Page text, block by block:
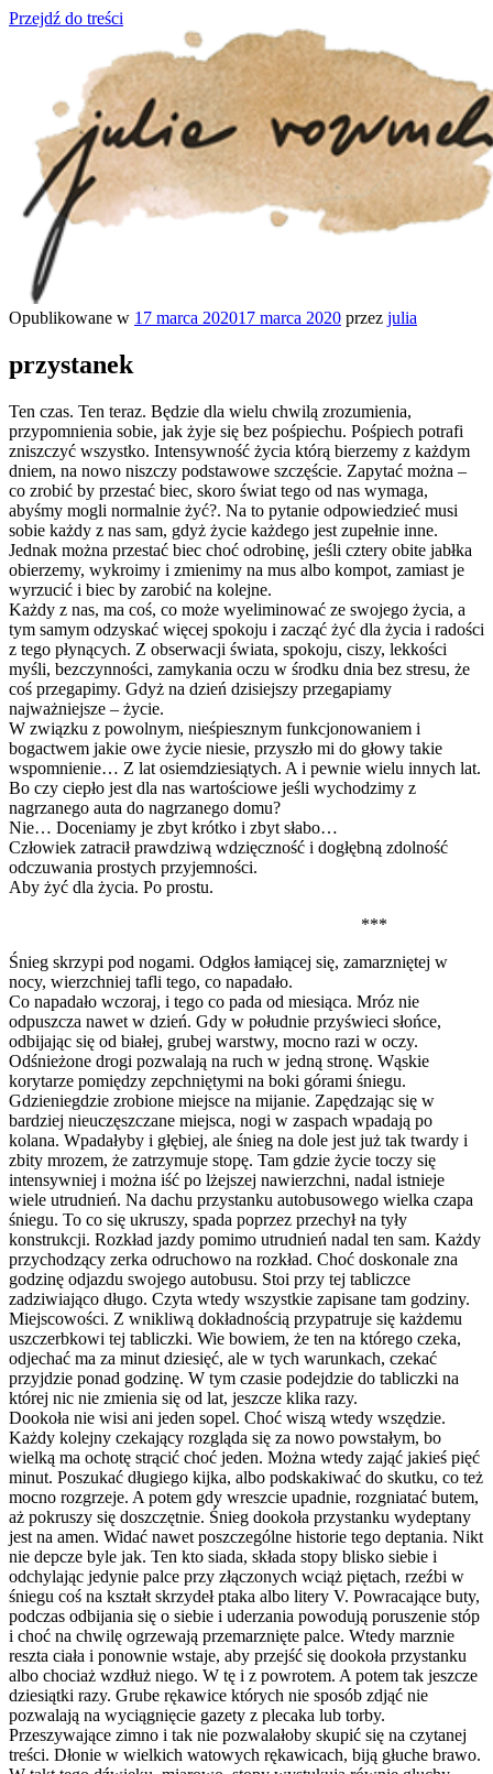
Przejdź do treści
Opublikowane w 17 marca 202017 marca 2020 przez julia
przystanek
Ten czas. Ten teraz. Będzie dla wielu chwilą zrozumienia,
przypomnienia sobie, jak żyje się bez pośpiechu. Pośpiech potrafi
zniszczyć wszystko. Intensywność życia którą bierzemy z każdym
dniem, na nowo niszczy podstawowe szczęście. Zapytać można –
co zrobić by przestać biec, skoro świat tego od nas wymaga,
abyśmy mogli normalnie żyć?. Na to pytanie odpowiedzieć musi
sobie każdy z nas sam, gdyż życie każdego jest zupełnie inne.
Jednak można przestać biec choć odrobinę, jeśli cztery obite jabłka
obierzemy, wykroimy i zmienimy na mus albo kompot, zamiast je
wyrzucić i biec by zarobić na kolejne.
Każdy z nas, ma coś, co może wyeliminować ze swojego życia, a
tym samym odzyskać więcej spokoju i zacząć żyć dla życia i radości
z tego płynących. Z obserwacji świata, spokoju, ciszy, lekkości
myśli, bezczynności, zamykania oczu w środku dnia bez stresu, że
coś przegapimy. Gdyż na dzień dzisiejszy przegapiamy
najważniejsze – życie.
W związku z powolnym, nieśpiesznym funkcjonowaniem i
bogactwem jakie owe życie niesie, przyszło mi do głowy takie
wspomnienie… Z lat osiemdziesiątych. A i pewnie wielu innych lat.
Bo czy ciepło jest dla nas wartościowe jeśli wychodzimy z
nagrzanego auta do nagrzanego domu?
Nie… Doceniamy je zbyt krótko i zbyt słabo…
Człowiek zatracił prawdziwą wdzięczność i dogłębną zdolność
odczuwania prostych przyjemności.
Aby żyć dla życia. Po prostu.
***
Śnieg skrzypi pod nogami. Odgłos łamiącej się, zamarzniętej w
nocy, wierzchniej tafli tego, co napadało.
Co napadało wczoraj, i tego co pada od miesiąca. Mróz nie
odpuszcza nawet w dzień. Gdy w południe przyświeci słońce,
odbijając się od białej, grubej warstwy, mocno razi w oczy.
Odśnieżone drogi pozwalają na ruch w jedną stronę. Wąskie
korytarze pomiędzy zepchniętymi na boki górami śniegu.
Gdzieniegdzie zrobione miejsce na mijanie. Zapędzając się w
bardziej nieuczęszczane miejsca, nogi w zaspach wpadają po
kolana. Wpadałyby i głębiej, ale śnieg na dole jest już tak twardy i
zbity mrozem, że zatrzymuje stopę. Tam gdzie życie toczy się
intensywniej i można iść po lżejszej nawierzchni, nadal istnieje
wiele utrudnień. Na dachu przystanku autobusowego wielka czapa
śniegu. To co się ukruszy, spada poprzez przechył na tyły
konstrukcji. Rozkład jazdy pomimo utrudnień nadal ten sam. Każdy
przychodzący zerka odruchowo na rozkład. Choć doskonale zna
godzinę odjazdu swojego autobusu. Stoi przy tej tabliczce
zadziwiająco długo. Czyta wtedy wszystkie zapisane tam godziny.
Miejscowości. Z wnikliwą dokładnością przypatruje się każdemu
uszczerbkowi tej tabliczki. Wie bowiem, że ten na którego czeka,
odjechać ma za minut dziesięć, ale w tych warunkach, czekać
przyjdzie ponad godzinę. W tym czasie podejdzie do tabliczki na
której nic nie zmienia się od lat, jeszcze klika razy.
Dookoła nie wisi ani jeden sopel. Choć wiszą wtedy wszędzie.
Każdy kolejny czekający rozgląda się za nowo powstałym, bo
wielką ma ochotę strącić choć jeden. Można wtedy zająć jakieś pięć
minut. Poszukać długiego kijka, albo podskakiwać do skutku, co też
mocno rozgrzeje. A potem gdy wreszcie upadnie, rozgniatać butem,
aż pokruszy się doszczętnie. Śnieg dookoła przystanku wydeptany
jest na amen. Widać nawet poszczególne historie tego deptania. Nikt
nie depcze byle jak. Ten kto siada, składa stopy blisko siebie i
odchylając jedynie palce przy złączonych wciąż piętach, rzeźbi w
śniegu coś na kształt skrzydeł ptaka albo litery V. Powracające buty,
podczas odbijania się o siebie i uderzania powodują poruszenie stóp
i choć na chwilę ogrzewają przemarznięte palce. Wtedy marznie
reszta ciała i ponownie wstaje, aby przejść się dookoła przystanku
albo chociaż wzdłuż niego. W tę i z powrotem. A potem tak jeszcze
dziesiątki razy. Grube rękawice których nie sposób zdjąć nie
pozwalają na wyciągnięcie gazety z plecaka lub torby.
Przeszywające zimno i tak nie pozwalałoby skupić się na czytanej
treści. Dłonie w wielkich watowych rękawicach, biją głuche brawo.